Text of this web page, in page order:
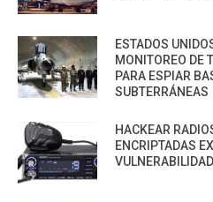
ESTADOS
MONITOREO DE
PARA ESPIAR
SUBTERRÁNEAS
HACKEAR
ENCRIPTADAS